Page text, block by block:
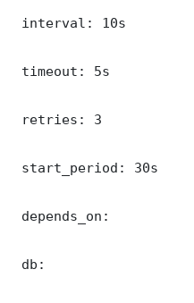
interval: 10s
timeout: 5s
retries: 3
start_period: 30s
depends_on:
db: